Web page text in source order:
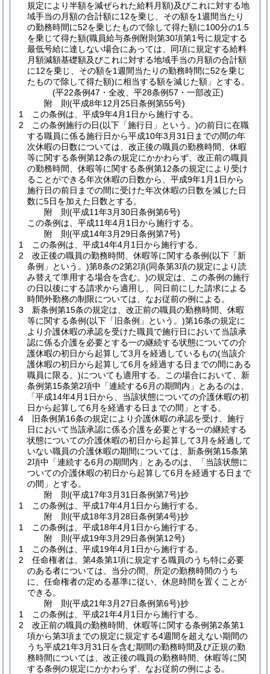
規定により半額を減ぜられた給料月額)及びこれに対する地
域手当の月額の合計額に12を乗じ、その額を1週間当たり
の勤務時間に52を乗じたもので除して得た額に100分の1.5
を乗じて得た額(職員給与条例附則第30項第1号に規定する
最低号給に達しない場合にあっては、同項に規定する給料
月額減額基礎額及びこれに対する地域手当の月額の合計額
に12を乗じ、その額を1週間当たりの勤務時間に52を乗じ
たもので除して得た額)に相当する額を減じた額」とする。
(平22条例47・全改、平28条例57・一部改正)
附 則(平成8年12月25日条例第55号)
1
この条例は、平成9年4月1日から施行する。
2
この条例施行の日(以下「施行日」という。)の前日に在職
する職員に係る施行日から平成10年3月31日までの間の年
次休暇の日数については、改正後の職員の勤務時間、休暇
等に関する条例第12条の規定にかかわらず、改正前の職員
の勤務時間、休暇等に関する条例第12条の規定により受け
ることができる年次休暇の日数から、平成9年1月1日から
施行日の前日までの間に受けた年次休暇の日数を減じた日
数に5日を加えた日数とする。
附 則(平成11年3月30日条例第6号)
この条例は、平成11年4月1日から施行する。
附 則(平成14年3月29日条例第7号)
1
この条例は、平成14年4月1日から施行する。
2
改正後の職員の勤務時間、休暇等に関する条例(以下「新
条例」という。)第8条の2第2項(同条第3項の規定により読
み替えて準用する場合を含む。)の規定は、この条例の施行
の日以後にする請求から適用し、同日前にした請求による
時間外勤務の制限については、なお従前の例による。
3
新条例第15条の規定は、改正前の職員の勤務時間、休暇
等に関する条例(以下「旧条例」という。)第16条の規定に
より介護休暇の承認を受けた職員で施行日において当該承
認に係る介護を必要とする一の継続する状態についての介
護休暇の初日から起算して3月を経過しているもの(当該介
護休暇の初日から起算して6月を経過する日までの間にある
職員に限る。)についても適用する。
この場合において、新
条例第15条第2項中「連続する6月の期間内」とあるのは、
「平成14年4月1日から、当該状態についての介護休暇の初
日から起算して6月を経過する日までの間」とする。
4
旧条例第16条の規定により介護休暇の承認を受け、施行
日において当該承認に係る介護を必要とする一の継続する
状態についての介護休暇の初日から起算して3月を経過して
いない職員の介護休暇の期間については、新条例第15条第
2項中「連続する6月の期間内」とあるのは、「当該状態に
ついての介護休暇の初日から起算して6月を経過する日まで
の間」とする。
附 則(平成17年3月31日条例第7号)抄
1
この条例は、平成17年4月1日から施行する。
附 則(平成18年3月28日条例第4号)抄
1
この条例は、平成18年4月1日から施行する。
附 則(平成19年3月29日条例第12号)
1
この条例は、平成19年4月1日から施行する。
2
任命権者は、第4条第1項に規定する職員のうち特に必要
のある者については、当分の間、所定の勤務時間のうち
に、任命権者の定める基準に従い、休息時間を置くことが
できる。
附 則(平成21年3月27日条例第6号)抄
1
この条例は、平成21年4月1日から施行する。
2
改正前の職員の勤務時間、休暇等に関する条例第2条第1
項から第3項までの規定に規定する4週間を超えない期間の
うち平成21年3月31日を含む期間の勤務時間及び正規の勤
務時間については、改正後の職員の勤務時間、休暇等に関
する条例の規定にかかわらず、なお従前の例による。